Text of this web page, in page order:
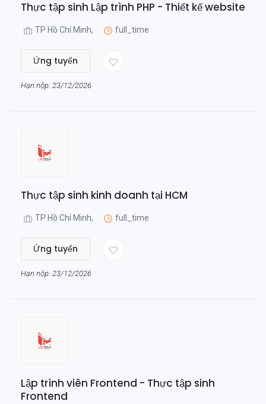
Thực tập sinh Lập trình PHP - Thiết kế website
TP Hồ Chí Minh, full_time
Ứng tuyển
Hạn nộp: 23/12/2026
Thực tập sinh kinh doanh tại HCM
TP Hồ Chí Minh, full_time
Ứng tuyển
Hạn nộp: 23/12/2026
Lập trình viên Frontend - Thực tập sinh
Frontend